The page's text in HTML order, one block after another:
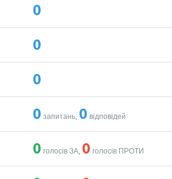
0
0
0
0 запитань,0 відповідей
0 голосів ЗА,0 голосів ПРОТИ